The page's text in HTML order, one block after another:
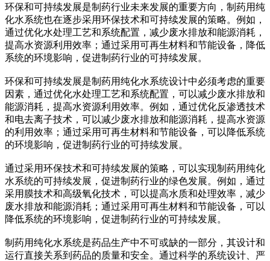
环保和可持续发展是制药行业未来发展的重要方向，制药用纯
化水系统也在逐步采用环保技术和可持续发展的策略。例如，
通过优化水处理工艺和系统配置，减少废水排放和能源消耗，
提高水资源利用效率；通过采用可再生材料和节能设备，降低
系统的环境影响，促进制药行业的可持续发展。
环保和可持续发展是制药用纯化水系统设计中必须考虑的重要
因素，通过优化水处理工艺和系统配置，可以减少废水排放和
能源消耗，提高水资源利用效率。例如，通过优化反渗透技术
和电去离子技术，可以减少废水排放和能源消耗，提高水资源
的利用效率；通过采用可再生材料和节能设备，可以降低系统
的环境影响，促进制药行业的可持续发展。
通过采用环保技术和可持续发展的策略，可以实现制药用纯化
水系统的可持续发展，促进制药行业的绿色发展。例如，通过
采用膜技术和高级氧化技术，可以提高水质和处理效率，减少
废水排放和能源消耗；通过采用可再生材料和节能设备，可以
降低系统的环境影响，促进制药行业的可持续发展。
制药用纯化水系统是药品生产中不可或缺的一部分，其设计和
运行直接关系到药品的质量和安全。通过科学的系统设计、严